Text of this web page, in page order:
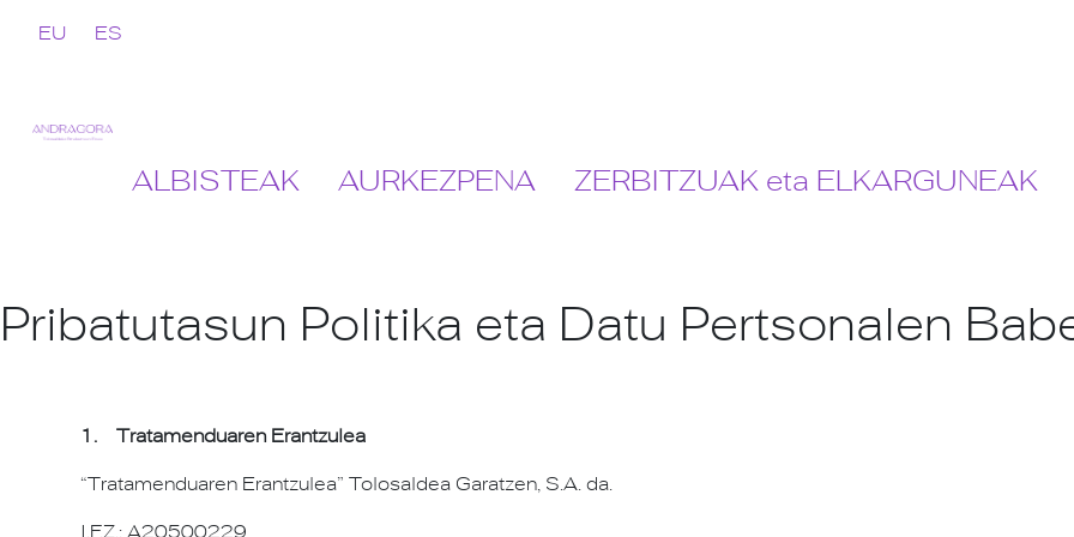
EU ES
ALBISTEAK AURKEZPENA ZERBITZUAK eta ELKARGUNEAK
Pribatutasun Politika eta Datu Pertsonalen
1. Tratamenduaren Erantzulea
“Tratamenduaren Erantzulea” Tolosaldea Garatzen, S.A. da.
I.F.Z.: A20500229